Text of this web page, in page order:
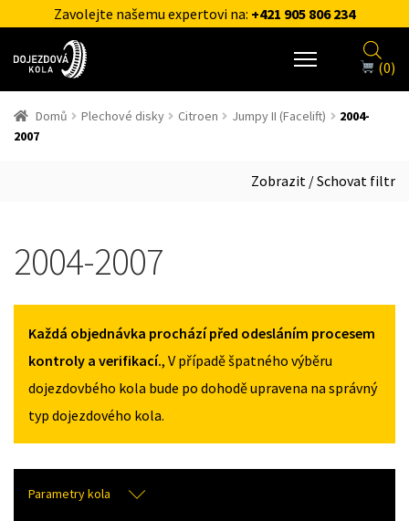
Zavolejte našemu expertovi na: +421 905 806 234
(0)
Domů Plechové disky Citroen Jumpy II (Facelift)
2004-
2007
Zobrazit / Schovat filtr
2004-2007
Každá objednávka prochází před odesláním procesem
kontroly a verifikací., V případě špatného výběru
dojezdovbého kola bude po dohodě upravena na správný
typ dojezdového kola.
Parametry kola